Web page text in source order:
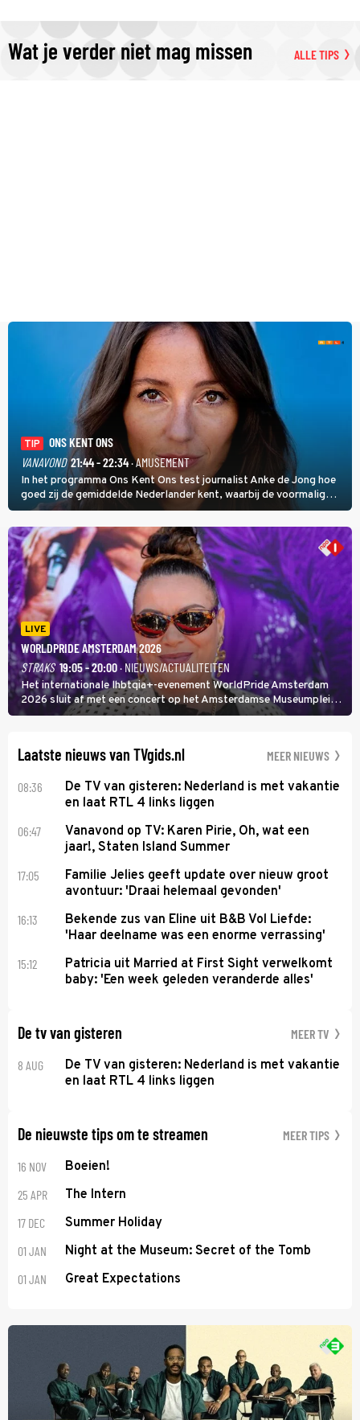
Wat je verder niet mag missen ALLE TIPS
TIP
ONS KENT ONS
VANAVOND 21:44 - 22:34· AMUSEMENT
In het programma Ons Kent Ons test journalist Anke de Jong hoe
goed zij de gemiddelde Nederlander kent, waarbij de voormalig
hoofdredacteur van modebladen Glamour en Elle het samen met
rapper Keizer opneemt tegen Edson da Graça en Marc-Marie
Huijbregts.
LIVE
WORLDPRIDE AMSTERDAM 2026
STRAKS 19:05 - 20:00· NIEUWS/ACTUALITEITEN
Het internationale lhbtqia+-evenement WorldPride Amsterdam
2026 sluit af met een concert op het Amsterdamse Museumplein.
Anita Doth is een van de optredende artiesten. In de jaren 90
Laatste nieuws van TVgids.nl MEER NIEUWS
08:36
De TV van gisteren: Nederland is met vakantie
en laat RTL 4 links liggen
06:47
Vanavond op TV: Karen Pirie, Oh, wat een
jaar!, Staten Island Summer
17:05
Familie Jelies geeft update over nieuw groot
avontuur: 'Draai helemaal gevonden'
16:13
Bekende zus van Eline uit B&B Vol Liefde:
'Haar deelname was een enorme verrassing'
15:12
Patricia uit Married at First Sight verwelkomt
baby: 'Een week geleden veranderde alles'
De tv van gisteren MEER TV
8 AUG
De TV van gisteren: Nederland is met vakantie
en laat RTL 4 links liggen
De nieuwste tips om te streamen MEER TIPS
16 NOV Boeien!
25 APR The Intern
17 DEC Summer Holiday
01 JAN Night at the Museum: Secret of the Tomb
01 JAN Great Expectations